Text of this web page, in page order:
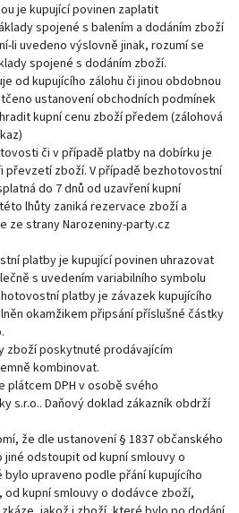
je kupující povinen zaplatit
spojené s balením a dodáním zboží
li uvedeno výslovně jinak, rozumí se
spojené s dodáním zboží.
od kupujícího zálohu či jinou obdobnou
ustanovení obchodních podmínek
kupní cenu zboží předem (zálohová
či v případě platby na dobírku je
převzetí zboží. V případě bezhotovostní
do 7 dnů od uzavření kupní
lhůty zaniká rezervace zboží a
ze strany Narozeniny-party.cz
platby je kupující povinen uhrazovat
s uvedením variabilního symbolu
platby je závazek kupujícího
okamžikem připsání příslušné částky
zboží poskytnuté prodávajícím
kombinovat.
plátcem DPH v osobě svého
s.r.o.. Daňový doklad zákazník obdrží
že dle ustanovení § 1837 občanského
jiné odstoupit od kupní smlouvy o
upraveno podle přání kupujícího
kupní smlouvy o dodávce zboží,